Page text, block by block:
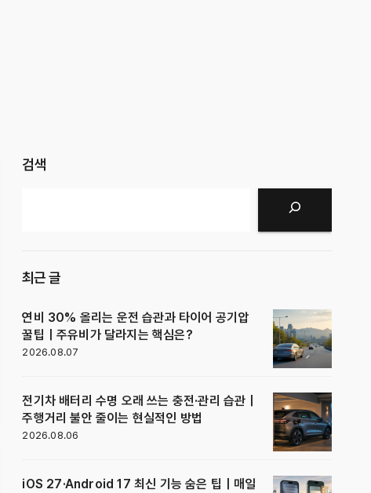
검색
최근 글
연비 30% 올리는 운전 습관과 타이어 공기압
꿀팁｜주유비가 달라지는 핵심은?
2026.08.07
전기차 배터리 수명 오래 쓰는 충전·관리 습관｜
주행거리 불안 줄이는 현실적인 방법
2026.08.06
iOS 27·Android 17 최신 기능 숨은 팁｜매일